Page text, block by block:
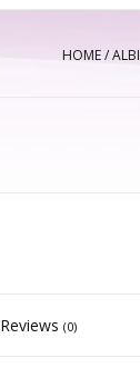
HOME/
Reviews(0)